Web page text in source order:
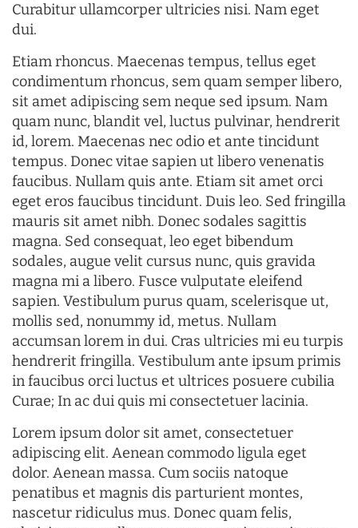
Curabitur ullamcorper ultricies nisi. Nam eget
dui.
Etiam rhoncus. Maecenas tempus, tellus eget
condimentum rhoncus, sem quam semper libero,
sit amet adipiscing sem neque sed ipsum. Nam
quam nunc, blandit vel, luctus pulvinar, hendrerit
id, lorem. Maecenas nec odio et ante tincidunt
tempus. Donec vitae sapien ut libero venenatis
faucibus. Nullam quis ante. Etiam sit amet orci
eget eros faucibus tincidunt. Duis leo. Sed fringilla
mauris sit amet nibh. Donec sodales sagittis
magna. Sed consequat, leo eget bibendum
sodales, augue velit cursus nunc, quis gravida
magna mi a libero. Fusce vulputate eleifend
sapien. Vestibulum purus quam, scelerisque ut,
mollis sed, nonummy id, metus. Nullam
accumsan lorem in dui. Cras ultricies mi eu turpis
hendrerit fringilla. Vestibulum ante ipsum primis
in faucibus orci luctus et ultrices posuere cubilia
Curae; In ac dui quis mi consectetuer lacinia.
Lorem ipsum dolor sit amet, consectetuer
adipiscing elit. Aenean commodo ligula eget
dolor. Aenean massa. Cum sociis natoque
penatibus et magnis dis parturient montes,
nascetur ridiculus mus. Donec quam felis,